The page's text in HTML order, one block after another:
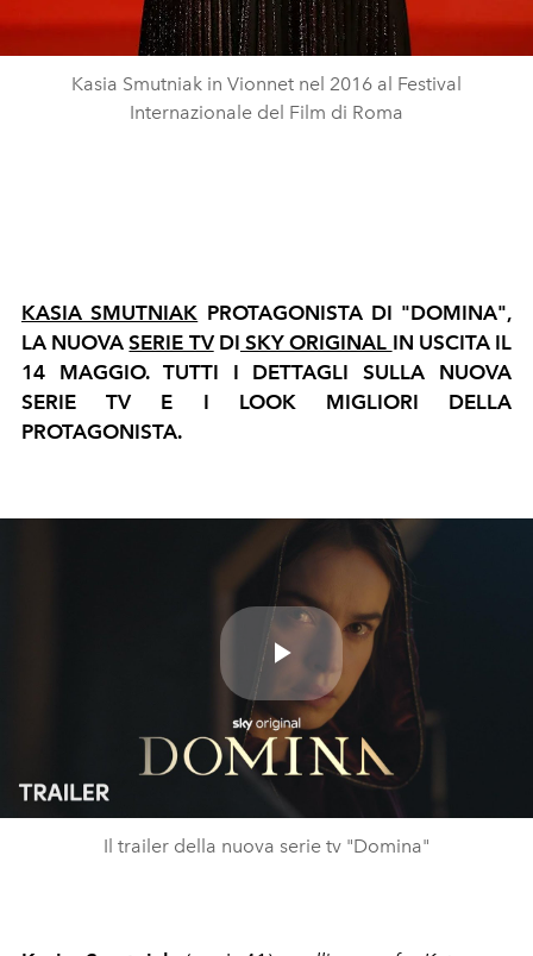
Kasia Smutniak in Vionnet nel 2016 al Festival
Internazionale del Film di Roma
KASIA SMUTNIAK PROTAGONISTA DI "DOMINA",
LA NUOVASERIE TVDI SKY ORIGINAL IN USCITA IL
14 MAGGIO. TUTTI I DETTAGLI SULLA NUOVA
SERIE TV E I LOOK MIGLIORI DELLA
PROTAGONISTA.
Play
Video
Il trailer della nuova serie tv "Domina"